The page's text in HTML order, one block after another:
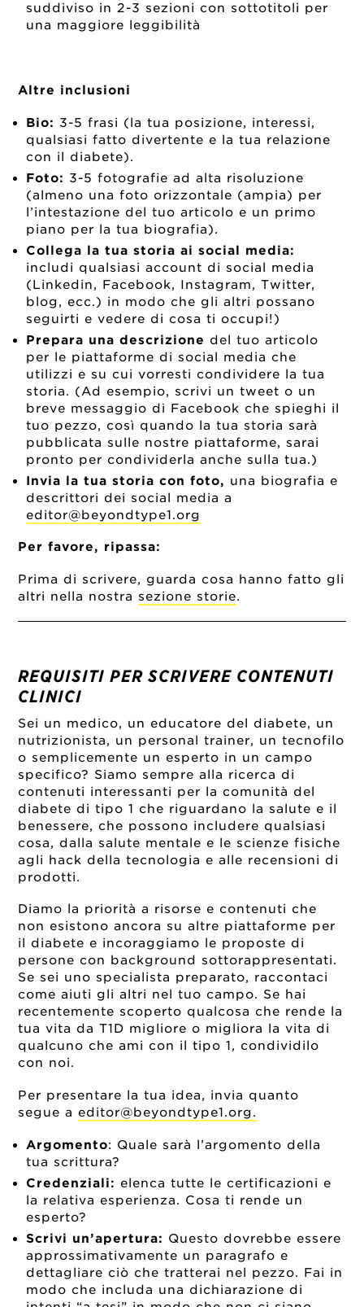
suddiviso in 2-3 sezioni con sottotitoli per
una maggiore leggibilità
Altre inclusioni
Bio: 3-5 frasi (la tua posizione, interessi,
qualsiasi fatto divertente e la tua relazione
con il diabete).
Foto: 3-5 fotografie ad alta risoluzione
(almeno una foto orizzontale (ampia) per
l’intestazione del tuo articolo e un primo
piano per la tua biografia).
Collega la tua storia ai social media:
includi qualsiasi account di social media
(Linkedin, Facebook, Instagram, Twitter,
blog, ecc.) in modo che gli altri possano
seguirti e vedere di cosa ti occupi!)
Prepara una descrizione del tuo articolo
per le piattaforme di social media che
utilizzi e su cui vorresti condividere la tua
storia. (Ad esempio, scrivi un tweet o un
breve messaggio di Facebook che spieghi il
tuo pezzo, così quando la tua storia sarà
pubblicata sulle nostre piattaforme, sarai
pronto per condividerla anche sulla tua.)
Invia la tua storia con foto, una biografia e
descrittori dei social media a
editor@beyondtype1.org
Per favore, ripassa:
Prima di scrivere, guarda cosa hanno fatto gli
altri nella nostra sezione storie.
REQUISITI PER SCRIVERE CONTENUTI
CLINICI
Sei un medico, un educatore del diabete, un
nutrizionista, un personal trainer, un tecnofilo
o semplicemente un esperto in un campo
specifico? Siamo sempre alla ricerca di
contenuti interessanti per la comunità del
diabete di tipo 1 che riguardano la salute e il
benessere, che possono includere qualsiasi
cosa, dalla salute mentale e le scienze fisiche
agli hack della tecnologia e alle recensioni di
prodotti.
Diamo la priorità a risorse e contenuti che
non esistono ancora su altre piattaforme per
il diabete e incoraggiamo le proposte di
persone con background sottorappresentati.
Se sei uno specialista preparato, raccontaci
come aiuti gli altri nel tuo campo. Se hai
recentemente scoperto qualcosa che rende la
tua vita da T1D migliore o migliora la vita di
qualcuno che ami con il tipo 1, condividilo
con noi.
Per presentare la tua idea, invia quanto
segue a editor@beyondtype1.org.
Argomento: Quale sarà l’argomento della
tua scrittura?
Credenziali: elenca tutte le certificazioni e
la relativa esperienza. Cosa ti rende un
esperto?
Scrivi un’apertura: Questo dovrebbe essere
approssimativamente un paragrafo e
dettagliare ciò che tratterai nel pezzo. Fai in
modo che includa una dichiarazione di